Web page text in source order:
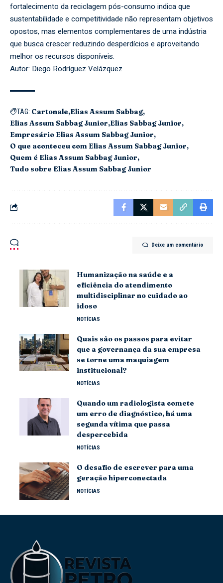
fortalecimento da reciclagem pós-consumo indica que
sustentabilidade e competitividade não representam objetivos
opostos, mas elementos complementares de uma indústria
que busca crescer reduzindo desperdícios e aproveitando
melhor os recursos disponíveis.
Autor: Diego Rodríguez Velázquez
TAG: Cartonale Elias Assum Sabbag
Elias Assum Sabbag Junior Elias Sabbag Junior
Empresário Elias Assum Sabbag Junior
O que aconteceu com Elias Assum Sabbag Junior
Quem é Elias Assum Sabbag Junior
Tudo sobre Elias Assum Sabbag Junior
Deixe um comentário
Humanização na saúde e a
eficiência do atendimento
multidisciplinar no cuidado ao
idoso
NOTÍCIAS
Quais são os passos para evitar
que a governança da sua empresa
se torne uma maquiagem
institucional?
NOTÍCIAS
Quando um radiologista comete
um erro de diagnóstico, há uma
segunda vítima que passa
despercebida
NOTÍCIAS
O desafio de escrever para uma
geração hiperconectada
NOTÍCIAS